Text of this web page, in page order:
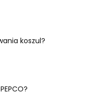
koszul?